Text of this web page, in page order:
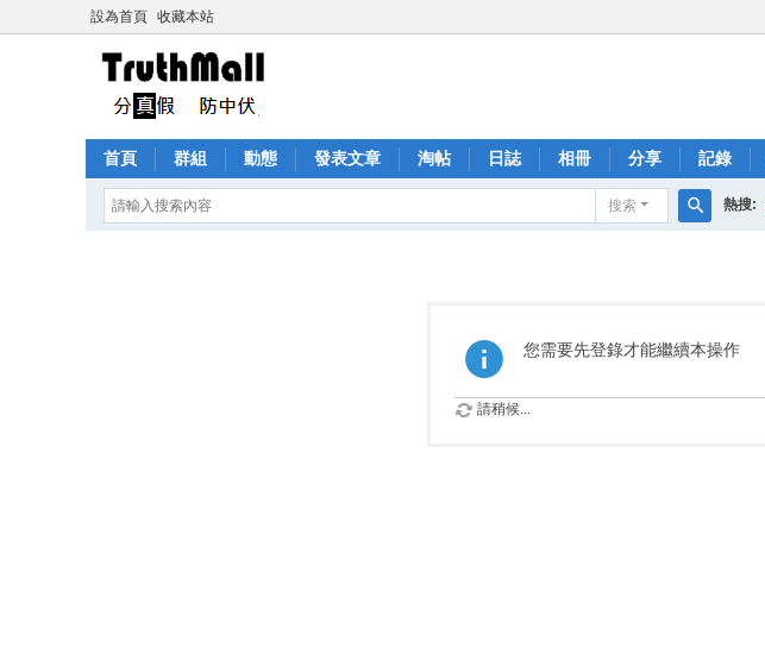
設為首頁 收藏本站
首頁 群組 動態 發表文章 淘帖 日誌 相冊 分享 記錄
搜索 熱搜:
您需要先登錄才能繼續本操作
請稍候...